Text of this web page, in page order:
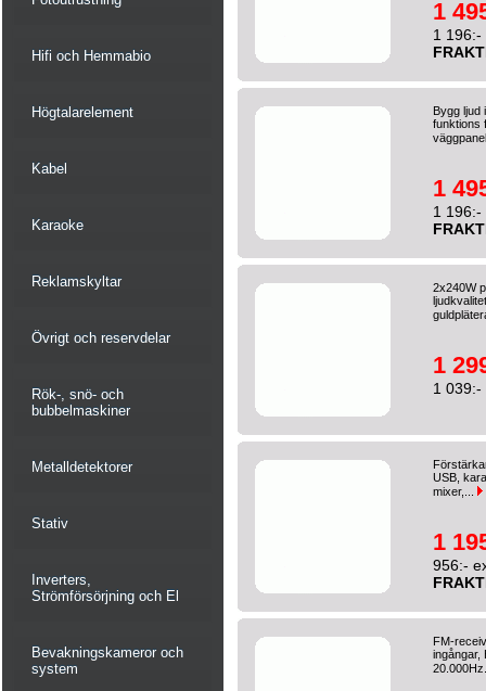
Hifi och Hemmabio
Högtalarelement
Kabel
Karaoke
Reklamskyltar
Övrigt och reservdelar
Rök-, snö- och
bubbelmaskiner
Metalldetektorer
Stativ
Inverters,
Strömförsörjning och El
Bevakningskameror och
system
1
1 196:-
Bygg ljud
funktions
1
1 196:-
2x240W
1
1 039:-
USB,
mixer,...
1
956:-
FM-
ingångar,